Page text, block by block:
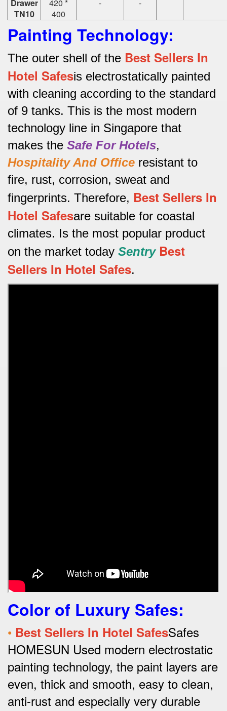
Drawer
TN10
420 *
400
- -
Painting Technology:
The outer shell of the Best Sellers In
Hotel Safesis electrostatically painted
with cleaning according to the standard
of 9 tanks. This is the most modern
technology line in Singapore that
makes the Safe For Hotels,
Hospitality And Office resistant to
fire, rust, corrosion, sweat and
fingerprints. Therefore, Best Sellers In
Hotel Safesare suitable for coastal
climates. Is the most popular product
on the market today Sentry Best
Sellers In Hotel Safes.
Color of Luxury Safes:
• Best Sellers In Hotel SafesSafes
HOMESUN Used modern electrostatic
painting technology, the paint layers are
even, thick and smooth, easy to clean,
anti-rust and especially very durable